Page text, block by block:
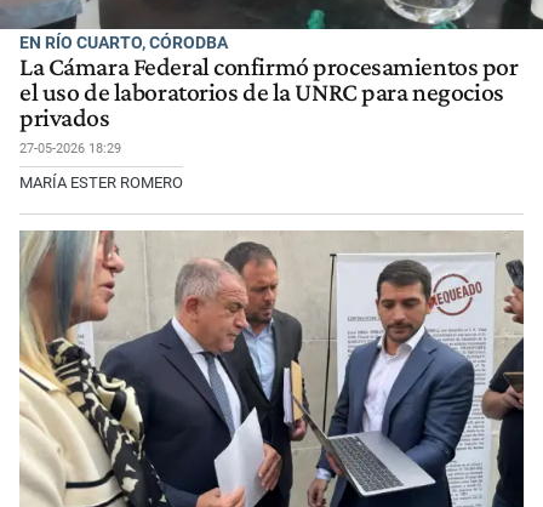
EN RÍO CUARTO, CÓRODBA
La Cámara Federal confirmó procesamientos por
el uso de laboratorios de la UNRC para negocios
privados
27-05-2026 18:29
MARÍA ESTER ROMERO